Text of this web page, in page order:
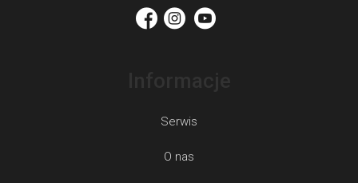
Serwis
O nas